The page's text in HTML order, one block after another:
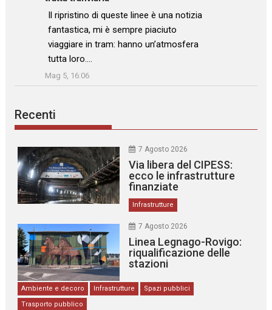
: “Il ripristino di queste linee è una notizia
fantastica, mi è sempre piaciuto
viaggiare in tram: hanno un’atmosfera
tutta loro.…
Mag 5, 16:06
Recenti
7 Agosto 2026
Via libera del CIPESS:
ecco le infrastrutture
finanziate
Infrastrutture
7 Agosto 2026
Linea Legnago-Rovigo:
riqualificazione delle
stazioni
Ambiente e decoro Infrastrutture
Spazi pubblici
Trasporto pubblico